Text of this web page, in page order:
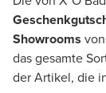
Showrooms
das gesamte
der Artikel, die